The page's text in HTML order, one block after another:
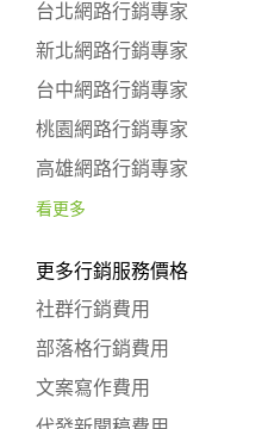
台北網路行銷專家
新北網路行銷專家
台中網路行銷專家
桃園網路行銷專家
高雄網路行銷專家
看更多
更多行銷服務價格
社群行銷費用
部落格行銷費用
文案寫作費用